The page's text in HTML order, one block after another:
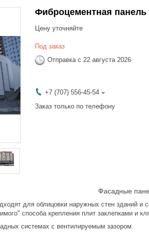
Фиброцементная
Цену уточняйте
Под заказ
Отправка с 22 августа 2026
+7 (707) 556-45-54
Заказ только по телефону
Фасадные
для облицовки наружных стен зданий и
способа крепления плит заклепками и
системах с вентилируемым зазором.